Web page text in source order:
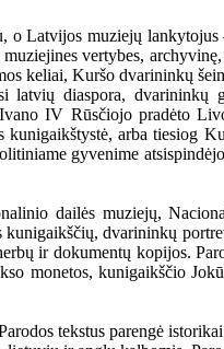
Latvijos muziejų lankytojus
vertybes,
keliai, Kuršo dvarininkų
diaspora, dvarininkų
IV Rūsčiojo pradėto
arba tiesiog
gyvenime
dailės muziejų,
dvarininkų
ir dokumentų kopijos.
monetos, kunigaikščio
tekstus parengė